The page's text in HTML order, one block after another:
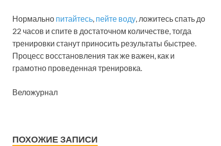
Нормально питайтесь пейте воду , ложитесь спать до
22 часов и спите в достаточном количестве, тогда
тренировки станут приносить результаты быстрее.
Процесс восстановления так же важен, как и
грамотно проведенная тренировка.
Веложурнал
ПОХОЖИЕ ЗАПИСИ